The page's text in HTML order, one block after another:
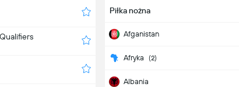
Piłka nożna
Afganistan
Afryka (2)
Albania